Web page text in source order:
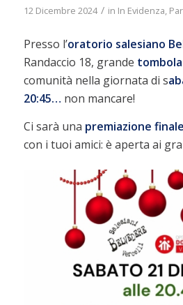
12 Dicembre 2024 / in In Evidenza,
Presso l’oratorio salesiano
Randaccio 18, grande
comunità nella giornata di s
20:45… non mancare!
Ci sarà una premiazione finale
con i tuoi amici: è aperta ai